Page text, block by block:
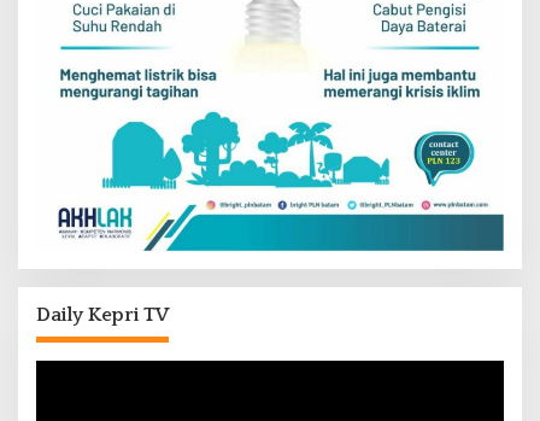
Daily Kepri TV